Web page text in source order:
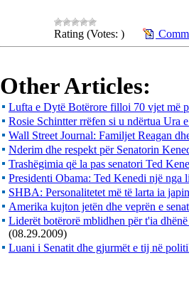
Rating (Votes: )
Other Articles:
Lufta e Dytë Botërore filloi 70 vjet më
Rosie Schintter rrëfen si u ndërtua
Wall Street Journal: Familjet Reagan
Nderim dhe respekt për Senatorin
Trashëgimia që la pas senatori Ted
Presidenti Obama: Ted Kenedi një nga
SHBA: Personalitetet më të larta ia
Amerika kujton jetën dhe veprën e
Liderët botërorë mblidhen për t'ia
(08.29.2009)
Luani i Senatit dhe gjurmët e tij në